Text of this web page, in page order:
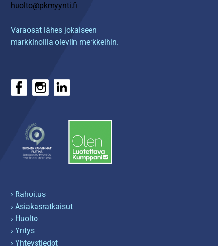
huolto@pkmyynti.fi
Varaosat lähes jokaiseen
markkinoilla oleviin merkkeihin.
› Rahoitus
› Asiakasratkaisut
› Huolto
› Yritys
› Yhteystiedot